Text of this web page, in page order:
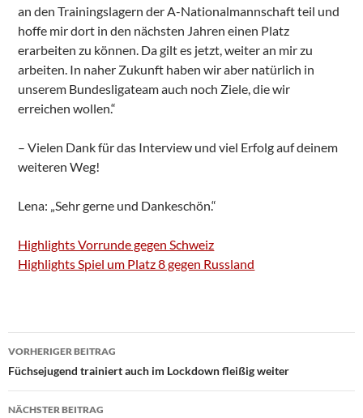
an den Trainingslagern der A-Nationalmannschaft teil und
hoffe mir dort in den nächsten Jahren einen Platz
erarbeiten zu können. Da gilt es jetzt, weiter an mir zu
arbeiten. In naher Zukunft haben wir aber natürlich in
unserem Bundesligateam auch noch Ziele, die wir
erreichen wollen.“
– Vielen Dank für das Interview und viel Erfolg auf deinem
weiteren Weg!
Lena: „Sehr gerne und Dankeschön.“
Highlights Vorrunde gegen Schweiz
Highlights Spiel um Platz 8 gegen Russland
Beitragsnavigation
VORHERIGER BEITRAG
Füchsejugend trainiert auch im Lockdown fleißig weiter
NÄCHSTER BEITRAG